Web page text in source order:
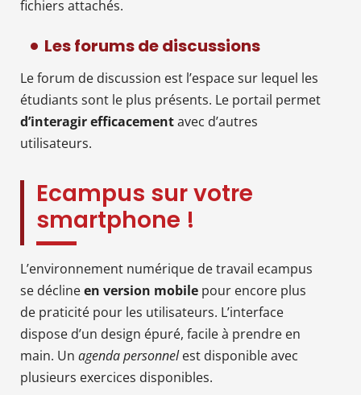
fichiers attachés.
Les forums de discussions
Le forum de discussion est l’espace sur lequel les
étudiants sont le plus présents. Le portail permet
d’interagir efficacementavec d’autres
utilisateurs.
Ecampus sur votre
smartphone !
L’environnement numérique de travail ecampus
se déclineen version mobile pour encore plus
de praticité pour les utilisateurs. L’interface
dispose d’un design épuré, facile à prendre en
main. Un agenda personnelest disponible avec
plusieurs exercices disponibles.